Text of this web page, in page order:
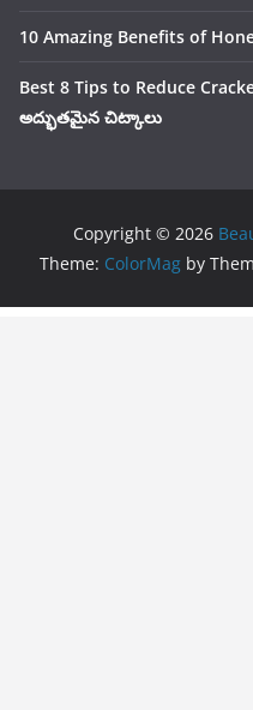
10 Amazing Benefits of
Best 8 Tips to Reduce
అద్భుతమైన చిట్కాలు
Copyright © 2026
Theme: ColorMag by